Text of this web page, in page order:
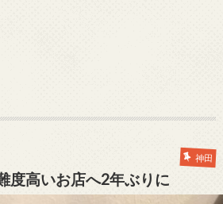
神田
高いお店へ2年ぶりに